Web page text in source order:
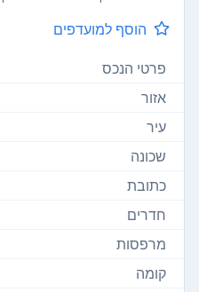
הוסף למועדפים
פרטי הנכס
אזור
עיר
שכונה
כתובת
חדרים
מרפסות
קומה